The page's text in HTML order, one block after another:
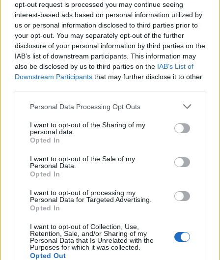
opt-out request is processed you may continue seeing
interest-based ads based on personal information utilized by
us or personal information disclosed to third parties prior to
your opt-out. You may separately opt-out of the further
disclosure of your personal information by third parties on the
IAB’s list of downstream participants. This information may
also be disclosed by us to third parties on the IAB’s List of
Downstream Participants that may further disclose it to other
Personal Data Processing Opt Outs
I want to opt-out of the Sharing of my
personal data.
Opted In
I want to opt-out of the Sale of my
Personal Data.
Opted In
I want to opt-out of processing my
Personal Data for Targeted Advertising.
Opted In
I want to opt-out of Collection, Use,
Retention, Sale, and/or Sharing of my
Personal Data that Is Unrelated with the
Purposes for which it was collected.
Opted Out
NAZIONALE
Gonzalo Quesada pensa positivo:
"abbiamo applicato il piano di gioco"
Fabrizio Sicignano / 23.11.2025 08:39
NAZIONALE
L'Italia non convince: Cile battuto 34-
Fabrizio Sicignano
Quesada spiega le scelte: i dieci
Redazione / 21.11.2025 08:22
← 1 2 3 4 5 6 7 8 →